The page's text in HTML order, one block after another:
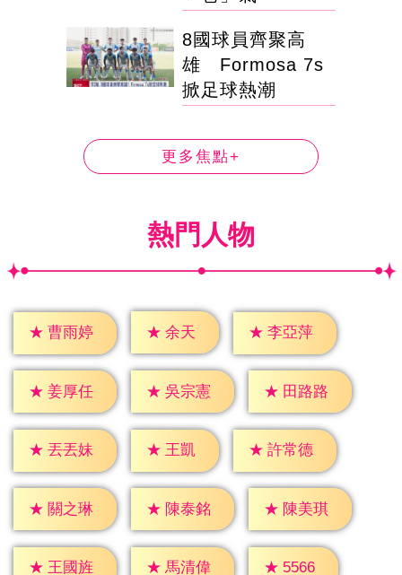
8國球員齊聚高
雄 Formosa 7s
掀足球熱潮
更多焦點+
熱門人物
★ 曹雨婷 ★ 余天 ★ 李亞萍
★ 姜厚任 ★ 吳宗憲 ★ 田路路
★ 丟丟妹 ★ 王凱 ★ 許常德
★ 關之琳 ★ 陳泰銘 ★ 陳美琪
★ 王國旌 ★ 馬清偉 ★ 5566